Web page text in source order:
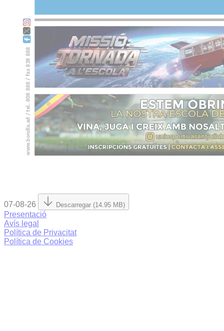
07-08-26 Descarregar (14.95 MB)
Presentació
Avís legal
Política de Privacitat
Política de Cookies